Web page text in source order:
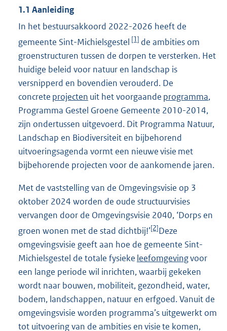
1.1 Aanleiding
In het bestuursakkoord 2022-2026 heeft de
gemeente Sint-Michielsgestel [1] de ambities om
groenstructuren tussen de dorpen te versterken. Het
huidige beleid voor natuur en landschap is
versnipperd en bovendien verouderd. De
concrete projecten uit het voorgaande programma,
Programma Gestel Groene Gemeente 2010-2014,
zijn ondertussen uitgevoerd. Dit Programma Natuur,
Landschap en Biodiversiteit en bijbehorend
uitvoeringsagenda vormt een nieuwe visie met
bijbehorende projecten voor de aankomende jaren.
Met de vaststelling van de Omgevingsvisie op 3
oktober 2024 worden de oude structuurvisies
vervangen door de Omgevingsvisie 2040, ‘Dorps en
groen wonen met de stad dichtbij!’[2]Deze
omgevingsvisie geeft aan hoe de gemeente Sint-
Michielsgestel de totale fysieke leefomgevingvoor
een lange periode wil inrichten, waarbij gekeken
wordt naar bouwen, mobiliteit, gezondheid, water,
bodem, landschappen, natuur en erfgoed. Vanuit de
omgevingsvisie worden programma’s uitgewerkt om
tot uitvoering van de ambities en visie te komen,